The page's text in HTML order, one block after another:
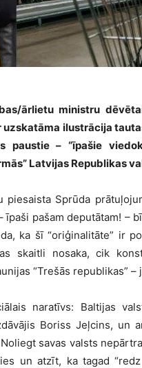
ārlietu ministru
ilustrācija
paustie – “īpašie
Latvijas Republikas
piesaista Sprūda
īpaši pašam deputātam! –
ka šī “oriģinalitāte” ir
skaitli nosaka, cik
“Trešās republikas”
naratīvs: Baltijas
Boriss Jeļcins, un
savas valsts
un atzīt, ka tagad